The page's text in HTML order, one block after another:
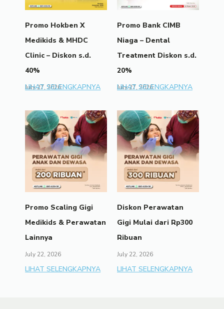
Promo Hokben X
Medikids & MHDC
Clinic – Diskon s.d.
40%
July 27, 2026
LIHAT SELENGKAPNYA
Promo Bank CIMB
Niaga – Dental
Treatment Diskon s.d.
20%
July 27, 2026
LIHAT SELENGKAPNYA
Promo Scaling Gigi
Medikids & Perawatan
Lainnya
July 22, 2026
LIHAT SELENGKAPNYA
Diskon Perawatan
Gigi Mulai dari Rp300
Ribuan
July 22, 2026
LIHAT SELENGKAPNYA